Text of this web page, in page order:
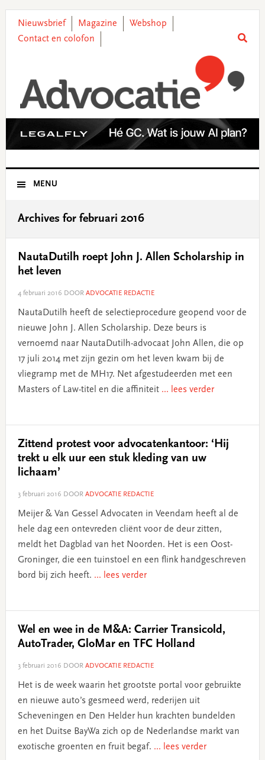
primary
main
primary
footer
Nieuwsbrief Magazine
Webshop
Contact en colofon
MENU
Archives for februari 2016
NautaDutilh roept John J. Allen Scholarship in
het leven
4 februari 2016 DOOR ADVOCATIE REDACTIE
NautaDutilh heeft de selectieprocedure geopend voor de
nieuwe John J. Allen Scholarship. Deze beurs is
vernoemd naar NautaDutilh-advocaat John Allen, die op
17 juli 2014 met zijn gezin om het leven kwam bij de
vliegramp met de MH17. Net afgestudeerden met een
Masters of Law-titel en die affiniteit ... lees verder
Zittend protest voor advocatenkantoor: ‘Hij
trekt u elk uur een stuk kleding van uw
lichaam’
3 februari 2016 DOOR ADVOCATIE REDACTIE
Meijer & Van Gessel Advocaten in Veendam heeft al de
hele dag een ontevreden cliënt voor de deur zitten,
meldt het Dagblad van het Noorden. Het is een Oost-
Groninger, die een tuinstoel en een flink handgeschreven
bord bij zich heeft. ... lees verder
Wel en wee in de M&A: Carrier Transicold,
AutoTrader, GloMar en TFC Holland
3 februari 2016 DOOR ADVOCATIE REDACTIE
Het is de week waarin het grootste portal voor gebruikte
en nieuwe auto’s gesmeed werd, rederijen uit
Scheveningen en Den Helder hun krachten bundelden
en het Duitse BayWa zich op de Nederlandse markt van
exotische groenten en fruit begaf. ... lees verder